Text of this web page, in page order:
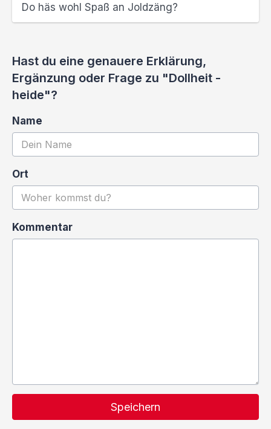
Do häs wohl Spaß an Joldzäng?
Hast du eine genauere Erklärung,
Ergänzung oder Frage zu "Dollheit -
heide"?
Name
Ort
Kommentar
Speichern